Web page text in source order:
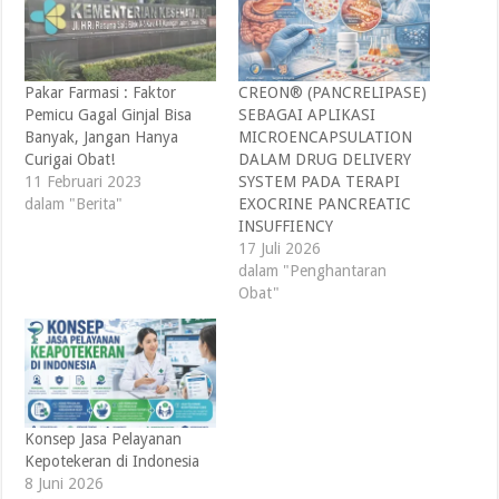
Pakar Farmasi : Faktor
Pemicu Gagal Ginjal Bisa
Banyak, Jangan Hanya
Curigai Obat!
11 Februari 2023
dalam "Berita"
CREON® (PANCRELIPASE)
SEBAGAI APLIKASI
MICROENCAPSULATION
DALAM DRUG DELIVERY
SYSTEM PADA TERAPI
EXOCRINE PANCREATIC
INSUFFIENCY
17 Juli 2026
dalam "Penghantaran
Obat"
Konsep Jasa Pelayanan
Kepotekeran di Indonesia
8 Juni 2026